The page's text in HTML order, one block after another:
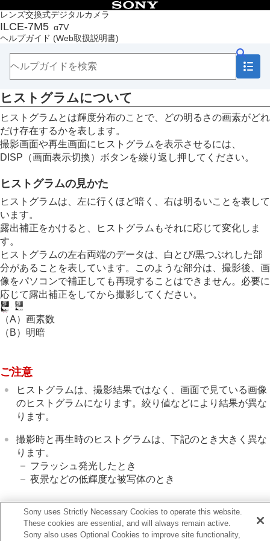
レンズ交換式デジタルカメラ
ILCE-7M5 α7V
ヘルプガイド (Web取扱説明書)
目次
トップページ
ヘルプガイドの使いかた
本体と付属品を確認する
本機の基本操作
準備/基本的な撮影
MENU一覧から機能を探す
撮影機能を活用する
この章の目次
撮影モードを選ぶ
フォーカス（ピント）を合わせる
被写体認識AF
露出/測光を調整する
露出補正（静止画/動画）
ヒストグラムについて
露出値ステップ幅
（静止画/動画）
露出基準調整
（静止画/動画）
Dレンジオプティマイザー （静止画/動画）
測光モード（静止画/動画）
ISO感度を選ぶ
ホワイトバランス
Log撮影の設定
画像に効果を加える
ドライブモードを使う（連写/セルフタイマー）
セルフタイマー
インターバル撮影機能
より高画質の静止画を撮影する
タッチ機能を使う
シャッターの設定
ズームする
ヒストグラムについて
ヒストグラムとは輝度分布のことで、どの明るさの画素がどれ
だけ存在するかを表します。
撮影画面や再生画面にヒストグラムを表示させるには、
DISP（画面表示切換）ボタンを繰り返し押してください。
ヒストグラムの見かた
ヒストグラムは、左に行くほど暗く、右は明るいことを表して
います。
露出補正をかけると、ヒストグラムもそれに応じて変化しま
す。
ヒストグラムの左右両端のデータは、白とび/黒つぶれした部
分があることを表しています。このような部分は、撮影後、画
像をパソコンで補正しても再現することはできません。必要に
応じて露出補正をしてから撮影してください。
（A）画素数
（B）明暗
ご注意
ヒストグラムは、撮影結果ではなく、画面で見ている画像
のヒストグラムになります。絞り値などにより結果が異な
ります。
撮影時と再生時のヒストグラムは、下記のとき大きく異な
ります。
フラッシュ発光したとき
夜景などの低輝度な被写体のとき
関連項目
DISP（画面表示切換）ボタン
Sony uses Strictly Necessary Cookies to operate this website.
These cookies are essential, and will always remain active.
Sony also uses Optional Cookies to improve site functionality,